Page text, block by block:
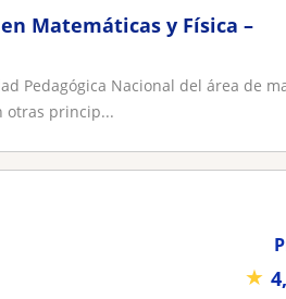
Matemáticas y Física –
Pedagógica Nacional del área de
otras princip...
★